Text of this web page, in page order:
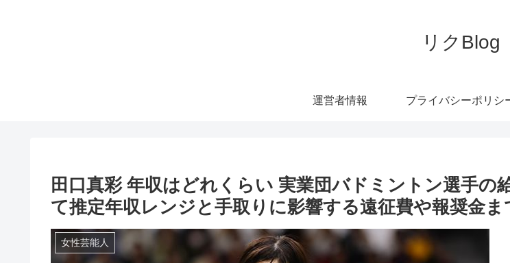
リクBlog
運営者情報 プライバシーポリシ
田口真彩 年収はどれくらい 実業団バドミントン選手の
て推定年収レンジと手取りに影響する遠征費や報奨金
女性芸能人